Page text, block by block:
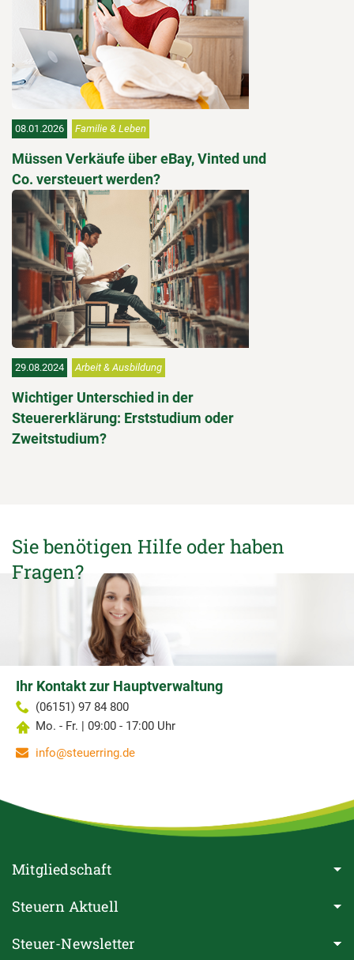
08.01.2026 Familie & Leben
Müssen Verkäufe über eBay, Vinted und
Co. versteuert werden?
29.08.2024 Arbeit & Ausbildung
Wichtiger Unterschied in der
Steuererklärung: Erststudium oder
Zweitstudium?
Sie benötigen Hilfe oder haben
Fragen?
Ihr Kontakt zur Hauptverwaltung
(06151) 97 84 800
Mo. - Fr. | 09:00 - 17:00 Uhr
info@steuerring.de
Mitgliedschaft
Steuern Aktuell
Steuer-Newsletter